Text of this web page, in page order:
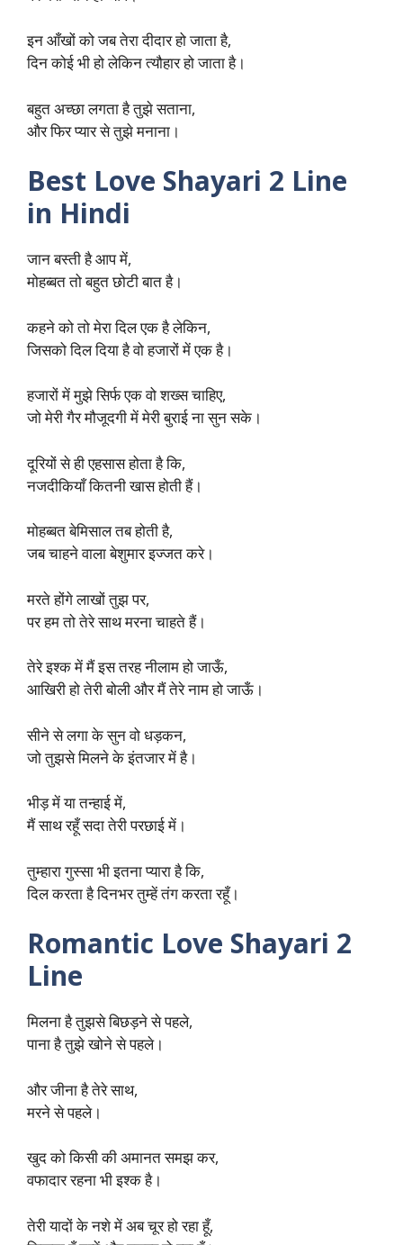
इन आँखों को जब तेरा दीदार हो जाता है,
दिन कोई भी हो लेकिन त्यौहार हो जाता है।
बहुत अच्छा लगता है तुझे सताना,
और फिर प्यार से तुझे मनाना।
Best Love Shayari 2 Line
in Hindi
जान बस्ती है आप में,
मोहब्बत तो बहुत छोटी बात है।
कहने को तो मेरा दिल एक है लेकिन,
जिसको दिल दिया है वो हजारों में एक है।
हजारों में मुझे सिर्फ एक वो शख्स चाहिए,
जो मेरी गैर मौजूदगी में मेरी बुराई ना सुन सके।
दूरियों से ही एहसास होता है कि,
नजदीकियाँ कितनी खास होती हैं।
मोहब्बत बेमिसाल तब होती है,
जब चाहने वाला बेशुमार इज्जत करे।
मरते होंगे लाखों तुझ पर,
पर हम तो तेरे साथ मरना चाहते हैं।
तेरे इश्क में मैं इस तरह नीलाम हो जाऊँ,
आखिरी हो तेरी बोली और मैं तेरे नाम हो जाऊँ।
सीने से लगा के सुन वो धड़कन,
जो तुझसे मिलने के इंतजार में है।
भीड़ में या तन्हाई में,
मैं साथ रहूँ सदा तेरी परछाई में।
तुम्हारा गुस्सा भी इतना प्यारा है कि,
दिल करता है दिनभर तुम्हें तंग करता रहूँ।
Romantic Love Shayari 2
Line
मिलना है तुझसे बिछड़ने से पहले,
पाना है तुझे खोने से पहले।
और जीना है तेरे साथ,
मरने से पहले।
खुद को किसी की अमानत समझ कर,
वफादार रहना भी इश्क है।
तेरी यादों के नशे में अब चूर हो रहा हूँ,